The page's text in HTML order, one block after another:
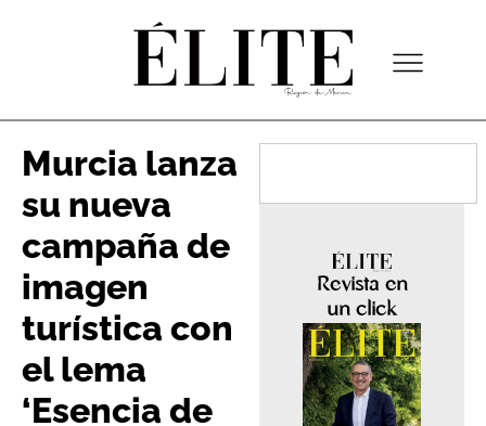
Murcia lanza
su nueva
campaña de
imagen
turística con
el lema
‘Esencia de
Revista en
un click